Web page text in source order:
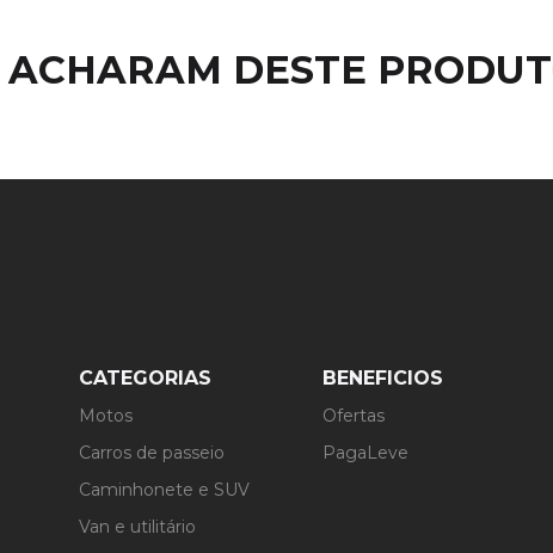
DESTE
CATEGORIAS
Motos
Carros de passeio
Caminhonete e SUV
Van e utilitário
BENEFICIOS
Ofertas
PagaLeve